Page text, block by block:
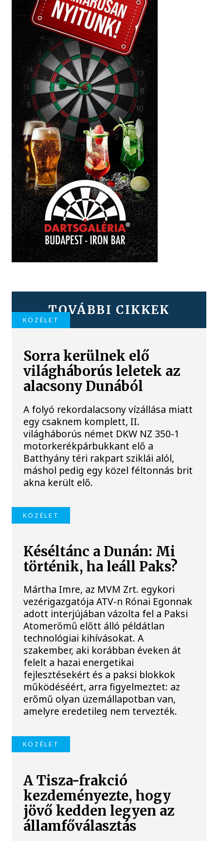
TOVÁBBI CIKKEK
KÖZÉLET
Sorra kerülnek elő
világháborús leletek az
alacsony Dunából
A folyó rekordalacsony vízállása miatt
egy csaknem komplett, II.
világháborús német DKW NZ 350-1
motorkerékpárbukkant elő a
Batthyány téri rakpart sziklái alól,
máshol pedig egy közel féltonnás brit
akna került elő.
KÖZÉLET
Késéltánc a Dunán: Mi
történik, ha leáll Paks?
Mártha Imre, az MVM Zrt. egykori
vezérigazgatója ATV-n Rónai Egonnak
adott interjújában vázolta fel a Paksi
Atomerőmű előtt álló példátlan
technológiai kihívásokat. A
szakember, aki korábban éveken át
felelt a hazai energetikai
fejlesztésekért és a paksi blokkok
működéséért, arra figyelmeztet: az
erőmű olyan üzemállapotban van,
amelyre eredetileg nem tervezték.
KÖZÉLET
A Tisza-frakció
kezdeményezte, hogy
jövő kedden legyen az
államfőválasztás